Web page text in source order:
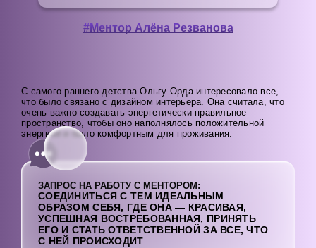
#Ментор Алёна Резванова
С самого раннего детства Ольгу Орда интересовало все,
что было связано с дизайном интерьера. Она считала, что
очень важно создавать энергетически правильное
пространство, чтобы оно наполнялось положительной
энергией и было комфортным для проживания.
ЗАПРОС НА РАБОТУ С МЕНТОРОМ:
СОЕДИНИТЬСЯ С ТЕМ ИДЕАЛЬНЫМ
ОБРАЗОМ СЕБЯ, ГДЕ ОНА — КРАСИВАЯ,
УСПЕШНАЯ ВОСТРЕБОВАННАЯ, ПРИНЯТЬ
ЕГО И СТАТЬ ОТВЕТСТВЕННОЙ ЗА ВСЕ, ЧТО
С НЕЙ ПРОИСХОДИТ